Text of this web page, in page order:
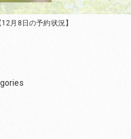
月8日の予約状況】